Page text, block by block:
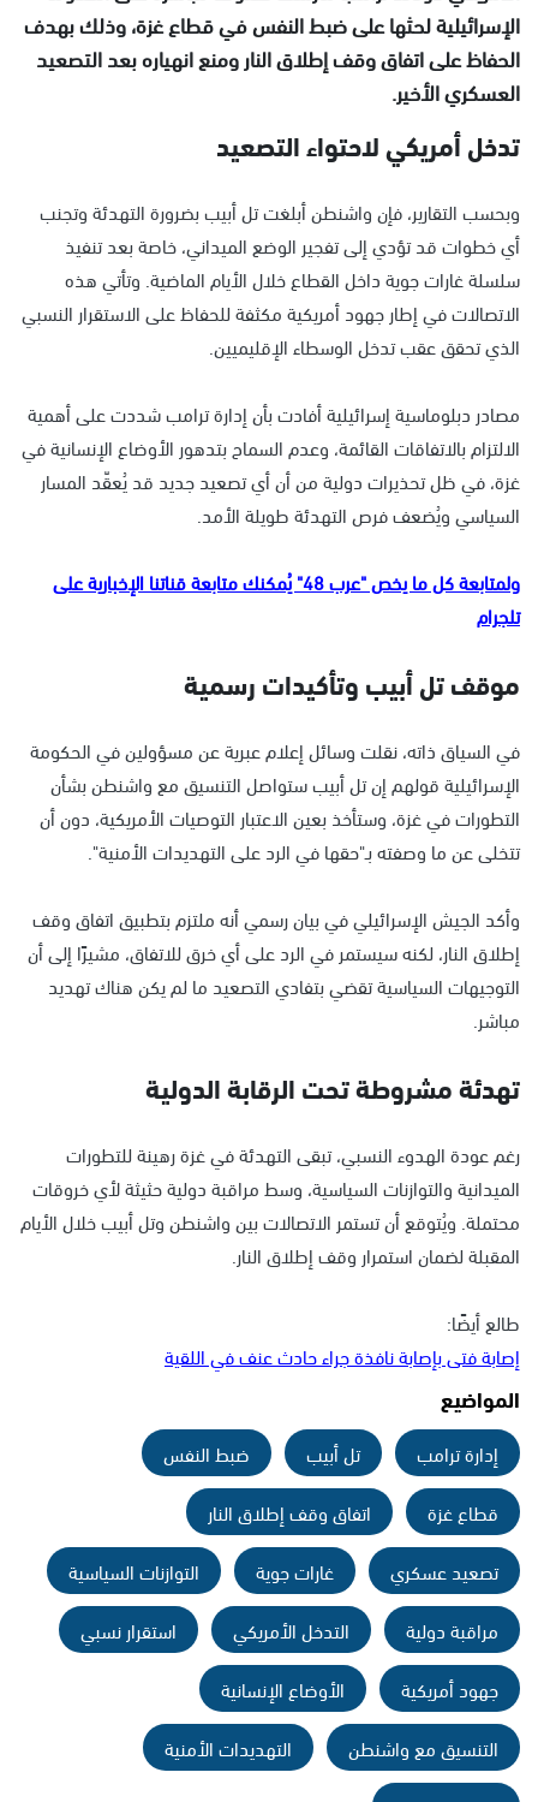
الإسرائيلية لحثها على ضبط النفس في قطاع غزة، وذلك بهدف
الحفاظ على اتفاق وقف إطلاق النار ومنع انهياره بعد التصعيد
العسكري الأخير.
تدخل أمريكي لاحتواء التصعيد
وبحسب التقارير، فإن واشنطن أبلغت تل أبيب بضرورة التهدئة وتجنب
أي خطوات قد تؤدي إلى تفجير الوضع الميداني، خاصة بعد تنفيذ
سلسلة غارات جوية داخل القطاع خلال الأيام الماضية. وتأتي هذه
الاتصالات في إطار جهود أمريكية مكثفة للحفاظ على الاستقرار النسبي
الذي تحقق عقب تدخل الوسطاء الإقليميين.
مصادر دبلوماسية إسرائيلية أفادت بأن إدارة ترامب شددت على أهمية
الالتزام بالاتفاقات القائمة، وعدم السماح بتدهور الأوضاع الإنسانية في
غزة، في ظل تحذيرات دولية من أن أي تصعيد جديد قد يُعقّد المسار
السياسي ويُضعف فرص التهدئة طويلة الأمد.
ولمتابعة كل ما يخص "عرب 48" يُمكنك متابعة قناتنا الإخبارية على
تلجرام
موقف تل أبيب وتأكيدات رسمية
في السياق ذاته، نقلت وسائل إعلام عبرية عن مسؤولين في الحكومة
الإسرائيلية قولهم إن تل أبيب ستواصل التنسيق مع واشنطن بشأن
التطورات في غزة، وستأخذ بعين الاعتبار التوصيات الأمريكية، دون أن
تتخلى عن ما وصفته بـ"حقها في الرد على التهديدات الأمنية".
وأكد الجيش الإسرائيلي في بيان رسمي أنه ملتزم بتطبيق اتفاق وقف
إطلاق النار، لكنه سيستمر في الرد على أي خرق للاتفاق، مشيرًا إلى أن
التوجيهات السياسية تقضي بتفادي التصعيد ما لم يكن هناك تهديد
مباشر.
تهدئة مشروطة تحت الرقابة الدولية
رغم عودة الهدوء النسبي، تبقى التهدئة في غزة رهينة للتطورات
الميدانية والتوازنات السياسية، وسط مراقبة دولية حثيثة لأي خروقات
محتملة. ويُتوقع أن تستمر الاتصالات بين واشنطن وتل أبيب خلال الأيام
المقبلة لضمان استمرار وقف إطلاق النار.
طالع أيضًا:
إصابة فتى بإصابة نافذة جراء حادث عنف في اللقية
المواضيع
إدارة ترامب تل أبيب
ضبط النفس
قطاع غزة
اتفاق وقف إطلاق النار
تصعيد عسكري
غارات جوية
التوازنات السياسية
مراقبة دولية
التدخل الأمريكي
استقرار نسبي
جهود أمريكية
الأوضاع الإنسانية
التنسيق مع واشنطن
التهديدات الأمنية